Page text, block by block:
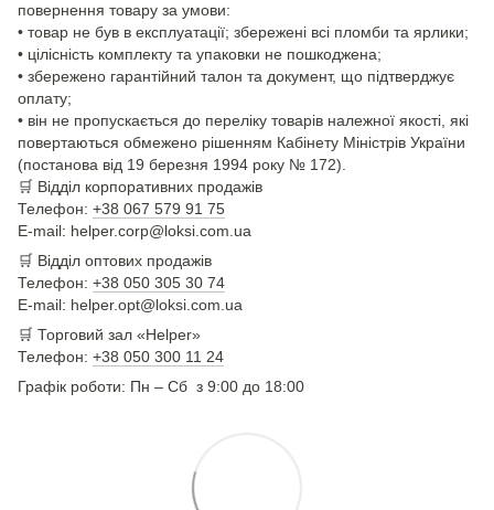
повернення товару за умови:
• товар не був в експлуатації; збережені всі пломби та ярлики;
• цілісність комплекту та упаковки не пошкоджена;
• збережено гарантійний талон та документ, що підтверджує
оплату;
• він не пропускається до переліку товарів належної якості, які
повертаються обмежено рішенням Кабінету Міністрів України
(постанова від 19 березня 1994 року № 172).
🛒 Відділ корпоративних продажів
Телефон: +38 067 579 91 75
E-mail: helper.corp@loksi.com.ua
🛒 Відділ оптових продажів
Телефон: +38 050 305 30 74
E-mail: helper.opt@loksi.com.ua
🛒 Торговий зал «Helper»
Телефон: +38 050 300 11 24
Графік роботи: Пн – Сб з 9:00 до 18:00